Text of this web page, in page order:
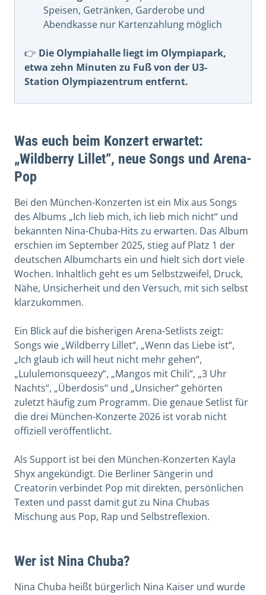
Speisen, Getränken, Garderobe und
Abendkasse nur Kartenzahlung möglich
👉 Die Olympiahalle liegt im Olympiapark,
etwa zehn Minuten zu Fuß von der U3-
Station Olympiazentrum entfernt.
Was euch beim Konzert erwartet:
„Wildberry Lillet“, neue Songs und Arena-
Pop
Bei den München-Konzerten ist ein Mix aus Songs
des Albums „Ich lieb mich, ich lieb mich nicht“ und
bekannten Nina-Chuba-Hits zu erwarten. Das Album
erschien im September 2025, stieg auf Platz 1 der
deutschen Albumcharts ein und hielt sich dort viele
Wochen. Inhaltlich geht es um Selbstzweifel, Druck,
Nähe, Unsicherheit und den Versuch, mit sich selbst
klarzukommen.
Ein Blick auf die bisherigen Arena-Setlists zeigt:
Songs wie „Wildberry Lillet“, „Wenn das Liebe ist“,
„Ich glaub ich will heut nicht mehr gehen“,
„Lululemonsqueezy“, „Mangos mit Chili“, „3 Uhr
Nachts“, „Überdosis“ und „Unsicher“ gehörten
zuletzt häufig zum Programm. Die genaue Setlist für
die drei München-Konzerte 2026 ist vorab nicht
offiziell veröffentlicht.
Als Support ist bei den München-Konzerten Kayla
Shyx angekündigt. Die Berliner Sängerin und
Creatorin verbindet Pop mit direkten, persönlichen
Texten und passt damit gut zu Nina Chubas
Mischung aus Pop, Rap und Selbstreflexion.
Wer ist Nina Chuba?
Nina Chuba heißt bürgerlich Nina Kaiser und wurde